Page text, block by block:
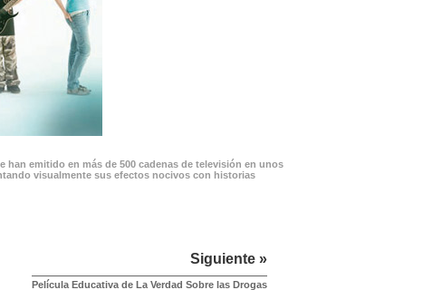
han emitido en más de 500 cadenas de televisión en unos
visualmente sus efectos nocivos con historias
Siguiente »
Película Educativa de La Verdad Sobre las Drogas